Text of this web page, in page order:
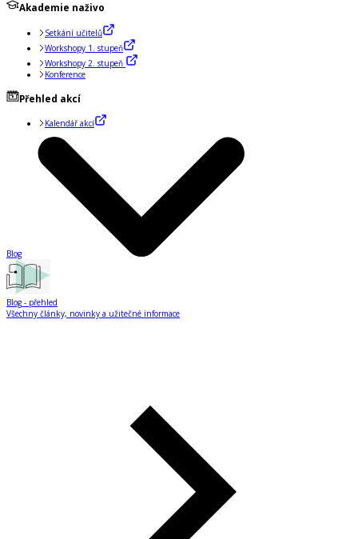
Akademie naživo
Setkání učitelů
Workshopy 1. stupeň
Workshopy 2. stupeň
Konference
Přehled akcí
Kalendář akcí
Blog
Blog - přehled
Všechny články, novinky a užitečné informace